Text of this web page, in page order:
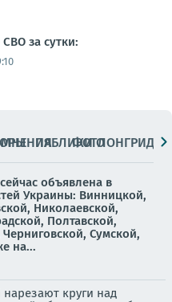
за сутки:
МНЕНИЯПАБЛИКИ
ФОТОЛОНГРИДЫ
объявлена в
Украины: Винницкой,
Николаевской,
Полтавской,
Сумской,
на...
круги над